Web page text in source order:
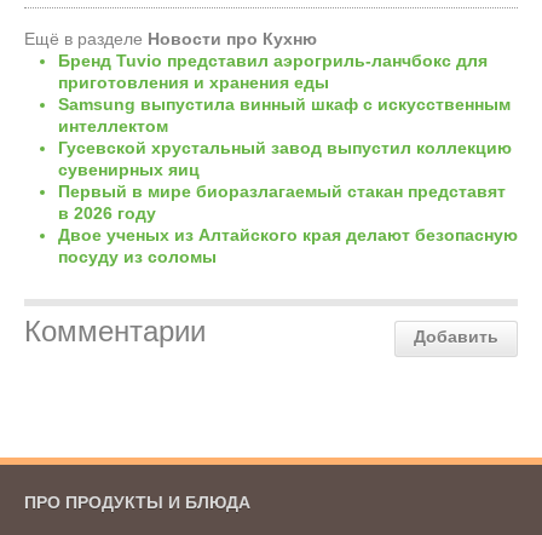
Ещё в разделе Новости про Кухню
Бренд Tuvio представил аэрогриль-ланчбокс для
приготовления и хранения еды
Samsung выпустила винный шкаф с искусственным
интеллектом
Гусевской хрустальный завод выпустил коллекцию
сувенирных яиц
Первый в мире биоразлагаемый стакан представят
в 2026 году
Двое ученых из Алтайского края делают безопасную
посуду из соломы
Добавить
Комментарии
ПРО ПРОДУКТЫ И БЛЮДА